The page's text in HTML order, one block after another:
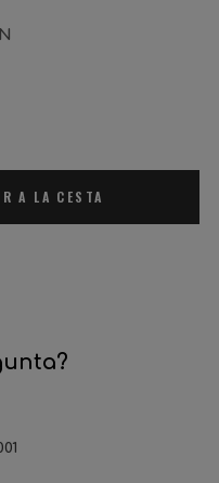
A LA CESTA